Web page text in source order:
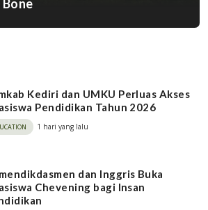
Kediri dan UMKU Perluas Akses
Pendidikan Tahun 2026
1 hari yang lalu
dan Inggris Buka
Chevening bagi Insan